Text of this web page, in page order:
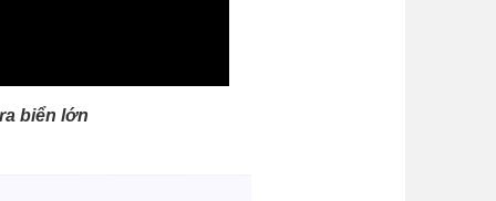
biển lớn